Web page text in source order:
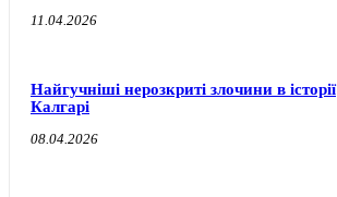
11.04.2026
Найгучніші нерозкриті злочини в історії
Калгарі
08.04.2026